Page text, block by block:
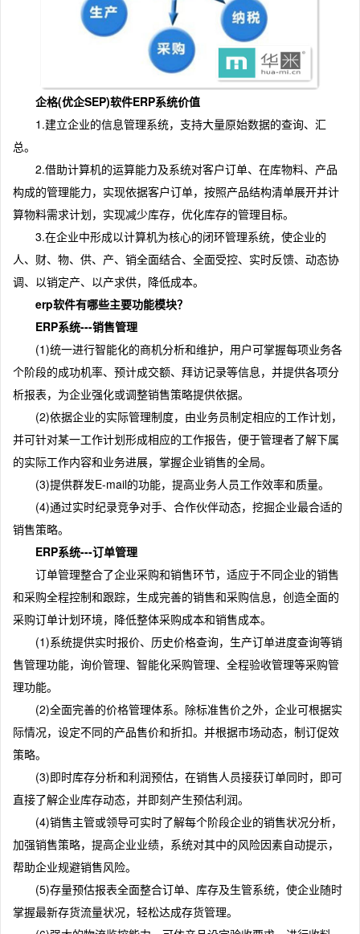
企格(优企SEP)软件ERP系统价值
1.建立企业的信息管理系统，支持大量原始数据的查询、汇
总。
2.借助计算机的运算能力及系统对客户订单、在库物料、产品
构成的管理能力，实现依据客户订单，按照产品结构清单展开并计
算物料需求计划，实现减少库存，优化库存的管理目标。
3.在企业中形成以计算机为核心的闭环管理系统，使企业的
人、财、物、供、产、销全面结合、全面受控、实时反馈、动态协
调、以销定产、以产求供，降低成本。
erp软件有哪些主要功能模块？
ERP系统---销售管理
(1)统一进行智能化的商机分析和维护，用户可掌握每项业务各
个阶段的成功机率、预计成交额、拜访记录等信息，并提供各项分
析报表，为企业强化或调整销售策略提供依据。
(2)依据企业的实际管理制度，由业务员制定相应的工作计划，
并可针对某一工作计划形成相应的工作报告，便于管理者了解下属
的实际工作内容和业务进展，掌握企业销售的全局。
(3)提供群发E-mail的功能，提高业务人员工作效率和质量。
(4)通过实时纪录竞争对手、合作伙伴动态，挖掘企业最合适的
销售策略。
ERP系统---订单管理
订单管理整合了企业采购和销售环节，适应于不同企业的销售
和采购全程控制和跟踪，生成完善的销售和采购信息，创造全面的
采购订单计划环境，降低整体采购成本和销售成本。
(1)系统提供实时报价、历史价格查询，生产订单进度查询等销
售管理功能，询价管理、智能化采购管理、全程验收管理等采购管
理功能。
(2)全面完善的价格管理体系。除标准售价之外，企业可根据实
际情况，设定不同的产品售价和折扣。并根据市场动态，制订促效
策略。
(3)即时库存分析和利润预估，在销售人员接获订单同时，即可
直接了解企业库存动态，并即刻产生预估利润。
(4)销售主管或领导可实时了解每个阶段企业的销售状况分析，
加强销售策略，提高企业业绩，系统对其中的风险因素自动提示，
帮助企业规避销售风险。
(5)存量预估报表全面整合订单、库存及生管系统，使企业随时
掌握最新存货流量状况，轻松达成存货管理。